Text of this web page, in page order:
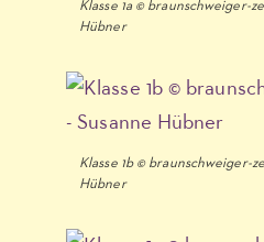
Klasse 1a © braunschweiger-
Hübner
Klasse 1b © braunschweiger-
Hübner